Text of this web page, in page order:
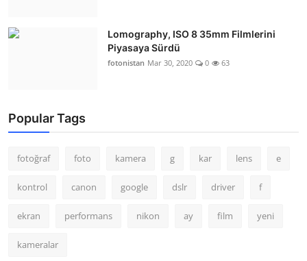
Lomography, ISO 8 35mm Filmlerini
Piyasaya Sürdü
fotonistan Mar 30, 2020 0 63
Popular Tags
fotoğraf foto kamera g kar lens e
kontrol canon google dslr driver f
ekran performans nikon ay film yeni
kameralar